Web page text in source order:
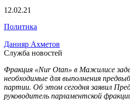
12.02.21
Политика
Данияр Ахметов
Служба новостей
Фракция «Nur Otan» в Мажилисе
необходимые для выполнения
партии. Об этом сегодня заявил
руководитель парламентской